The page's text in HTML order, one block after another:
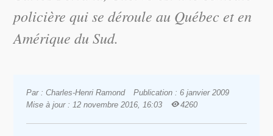
policière qui se déroule au Québec et en
Amérique du Sud.
Par : Charles-Henri Ramond
Publication : 6 janvier 2009
Mise à jour : 12 novembre 2016, 16:03
4260